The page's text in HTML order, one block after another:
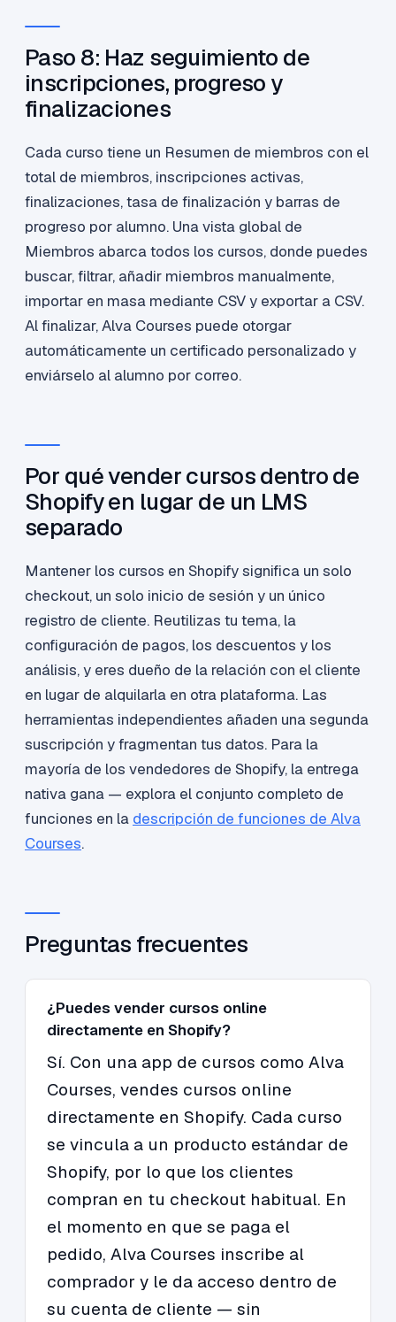
Paso 8: Haz seguimiento de
inscripciones, progreso y
finalizaciones
Cada curso tiene un Resumen de miembros con el
total de miembros, inscripciones activas,
finalizaciones, tasa de finalización y barras de
progreso por alumno. Una vista global de
Miembros abarca todos los cursos, donde puedes
buscar, filtrar, añadir miembros manualmente,
importar en masa mediante CSV y exportar a CSV.
Al finalizar, Alva Courses puede otorgar
automáticamente un certificado personalizado y
enviárselo al alumno por correo.
Por qué vender cursos dentro de
Shopify en lugar de un LMS
separado
Mantener los cursos en Shopify significa un solo
checkout, un solo inicio de sesión y un único
registro de cliente. Reutilizas tu tema, la
configuración de pagos, los descuentos y los
análisis, y eres dueño de la relación con el cliente
en lugar de alquilarla en otra plataforma. Las
herramientas independientes añaden una segunda
suscripción y fragmentan tus datos. Para la
mayoría de los vendedores de Shopify, la entrega
nativa gana — explora el conjunto completo de
funciones en la descripción de funciones de Alva
Courses.
Preguntas frecuentes
¿Puedes vender cursos online
directamente en Shopify?
Sí. Con una app de cursos como Alva
Courses, vendes cursos online
directamente en Shopify. Cada curso
se vincula a un producto estándar de
Shopify, por lo que los clientes
compran en tu checkout habitual. En
el momento en que se paga el
pedido, Alva Courses inscribe al
comprador y le da acceso dentro de
su cuenta de cliente — sin